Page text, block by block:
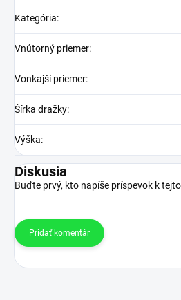
Kategória:
Vnútorný priemer:
Vonkajší priemer:
Šírka dražky:
Výška:
Diskusia
Buďte prvý, kto napíše príspevok k
Pridať komentár